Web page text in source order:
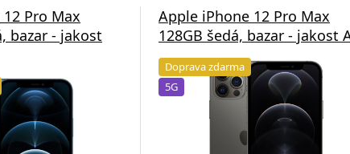
Pro Max
bazar - jakost
Apple iPhone 12 Pro Max
128GB šedá, bazar - jakost
Doprava zdarma
5G